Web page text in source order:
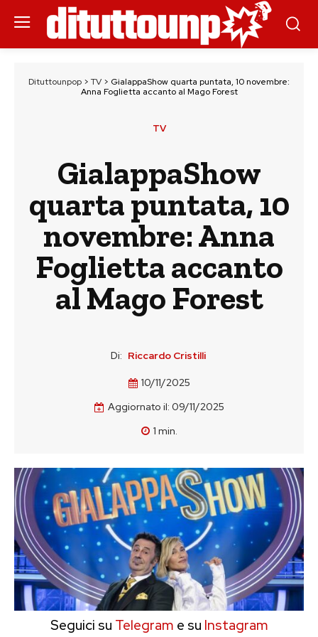
Dituttounpop > TV > GialappaShow quarta puntata, 10 novembre:
Anna Foglietta accanto al Mago Forest
TV
GialappaShow
quarta puntata, 10
novembre: Anna
Foglietta accanto
al Mago Forest
Di: Riccardo Cristilli
10/11/2025
Aggiornato il: 09/11/2025
1 min.
Seguici su Telegram e su Instagram